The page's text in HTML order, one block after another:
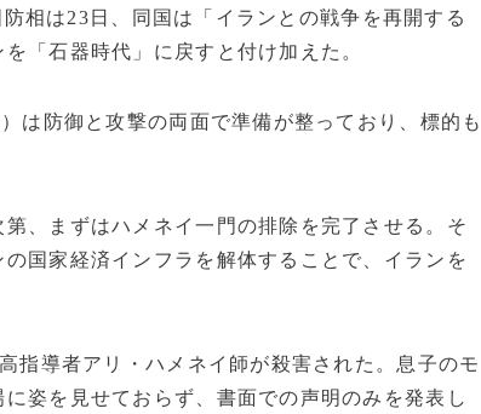
相は23日、同国は「イランとの戦争を再開する
「石器時代」に戻すと付け加えた。
は防御と攻撃の両面で準備が整っており、標的も
、まずはハメネイ一門の排除を完了させる。そ
国家経済インフラを解体することで、イランを
指導者アリ・ハメネイ師が殺害された。息子のモ
姿を見せておらず、書面での声明のみを発表し